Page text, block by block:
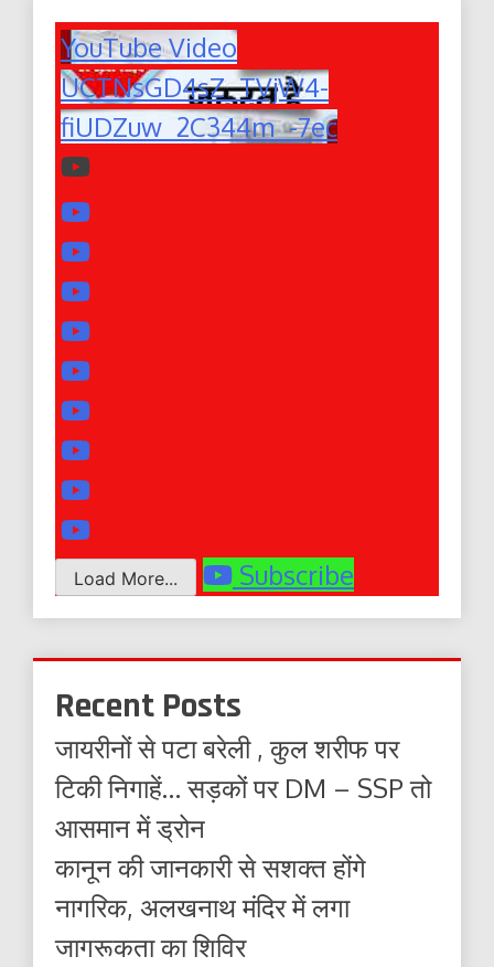
YouTube Video
UCTNsGD4sZ_TVjW4-
fiUDZuw_2C344m_-7ec
Load More... Subscribe
Recent Posts
जायरीनों से पटा बरेली , कुल शरीफ पर
टिकी निगाहें… सड़कों पर DM – SSP तो
आसमान में ड्रोन
कानून की जानकारी से सशक्त होंगे
नागरिक, अलखनाथ मंदिर में लगा
जागरूकता का शिविर